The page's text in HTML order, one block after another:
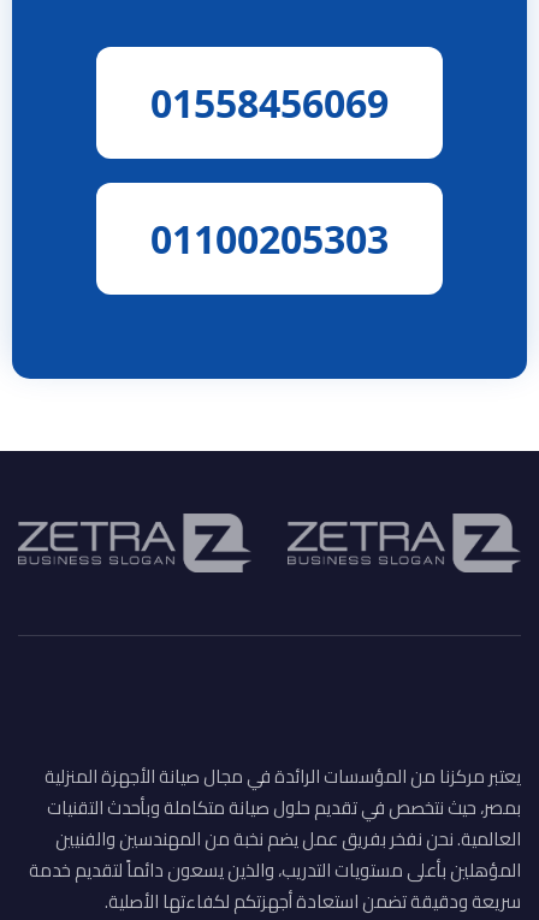
01558456069
01100205303
يعتبر مركزنا من المؤسسات الرائدة في مجال صيانة الأجهزة المنزلية
بمصر، حيث نتخصص في تقديم حلول صيانة متكاملة وبأحدث التقنيات
العالمية. نحن نفخر بفريق عمل يضم نخبة من المهندسين والفنيين
المؤهلين بأعلى مستويات التدريب، والذين يسعون دائماً لتقديم خدمة
سريعة ودقيقة تضمن استعادة أجهزتكم لكفاءتها الأصلية.